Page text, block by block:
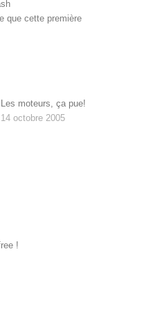
que cette première
Les moteurs, ça pue!
14 octobre 2005
!